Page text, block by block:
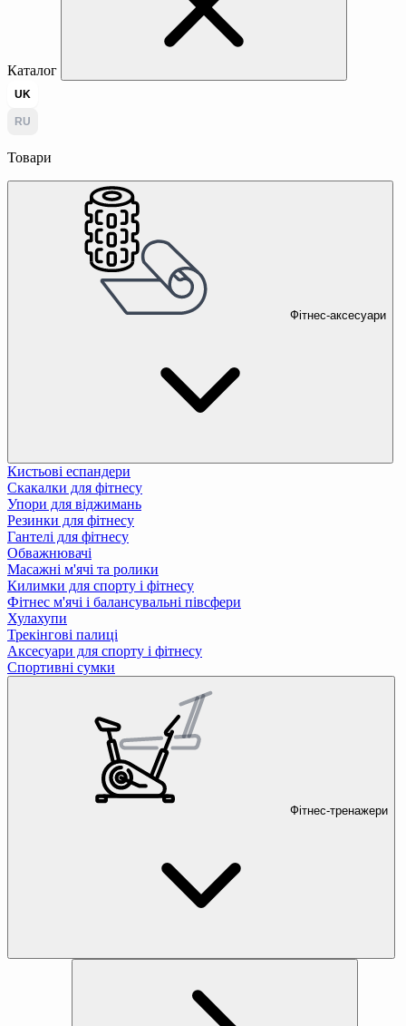
Каталог
UK
RU
Товари
Фітнес-аксесуари
Кистьові еспандери
Скакалки для фітнесу
Упори для віджимань
Резинки для фітнесу
Гантелі для фітнесу
Обважнювачі
Масажні м'ячі та ролики
Килимки для спорту і фітнесу
Фітнес м'ячі і балансувальні півсфери
Хулахупи
Трекінгові палиці
Аксесуари для спорту і фітнесу
Спортивні сумки
Фітнес-тренажери